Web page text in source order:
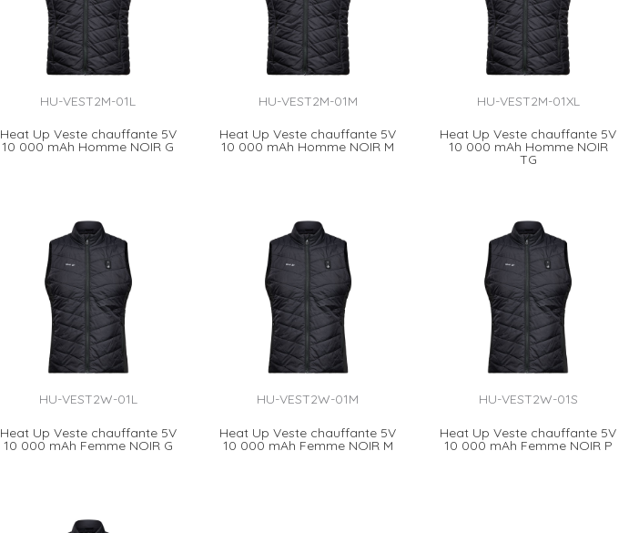
HU-VEST2M-01L
Heat Up Veste chauffante 5V
10 000 mAh Homme NOIR G
HU-VEST2M-01M
Heat Up Veste chauffante 5V
10 000 mAh Homme NOIR M
HU-VEST2M-01XL
Heat Up Veste chauffante 5V
10 000 mAh Homme NOIR
TG
HU-VEST2W-01L
Heat Up Veste chauffante 5V
10 000 mAh Femme NOIR G
HU-VEST2W-01M
Heat Up Veste chauffante 5V
10 000 mAh Femme NOIR M
HU-VEST2W-01S
Heat Up Veste chauffante 5V
10 000 mAh Femme NOIR P